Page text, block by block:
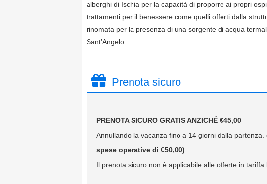
alberghi di Ischia per la capacità di proporre ai propri
trattamenti per il benessere come quelli offerti dalla
rinomata per la presenza di una sorgente di acqua
Sant’Angelo.
Prenota sicuro
PRENOTA SICURO GRATIS ANZICHÉ €45,00
Annullando la vacanza fino a 14 giorni dalla
spese operative di €50,00)
Il prenota sicuro non è applicabile alle offerte in tariffa